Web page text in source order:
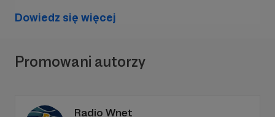
Dowiedz się więcej
Promowani autorzy
Radio Wnet